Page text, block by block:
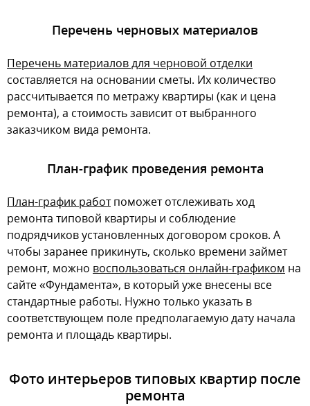
Перечень черновых материалов
Перечень материалов для черновой отделки
составляется на основании сметы. Их количество
рассчитывается по метражу квартиры (как и цена
ремонта), а стоимость зависит от выбранного
заказчиком вида ремонта.
План-график проведения ремонта
План-график работпоможет отслеживать ход
ремонта типовой квартиры и соблюдение
подрядчиков установленных договором сроков. А
чтобы заранее прикинуть, сколько времени займет
ремонт, можно воспользоваться онлайн-графиком на
сайте «Фундамента», в который уже внесены все
стандартные работы. Нужно только указать в
соответствующем поле предполагаемую дату начала
ремонта и площадь квартиры.
Фото интерьеров типовых квартир после
ремонта